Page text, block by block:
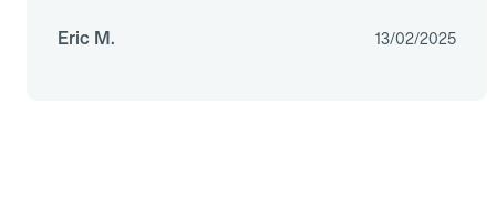
Eric M. 13/02/2025